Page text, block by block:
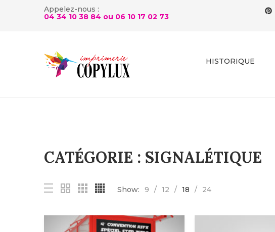
Appelez-nous :
04 34 10 38 84 ou 06 10 17 02 73
HISTORIQUE
CATÉGORIE : SIGNALÉTIQUE
Show: 9 12 18 24